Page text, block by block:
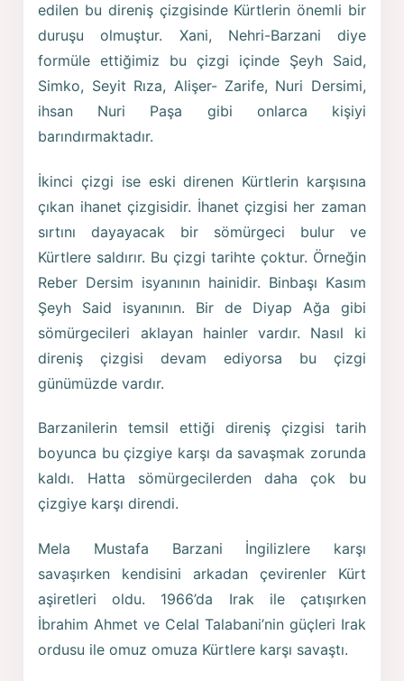
edilen bu direniş çizgisinde Kürtlerin önemli bir
duruşu olmuştur. Xani, Nehri-Barzani diye
formüle ettiğimiz bu çizgi içinde Şeyh Said,
Simko, Seyit Rıza, Alişer- Zarife, Nuri Dersimi,
ihsan Nuri Paşa gibi onlarca kişiyi
barındırmaktadır.
İkinci çizgi ise eski direnen Kürtlerin karşısına
çıkan ihanet çizgisidir. İhanet çizgisi her zaman
sırtını dayayacak bir sömürgeci bulur ve
Kürtlere saldırır. Bu çizgi tarihte çoktur. Örneğin
Reber Dersim isyanının hainidir. Binbaşı Kasım
Şeyh Said isyanının. Bir de Diyap Ağa gibi
sömürgecileri aklayan hainler vardır. Nasıl ki
direniş çizgisi devam ediyorsa bu çizgi
günümüzde vardır.
Barzanilerin temsil ettiği direniş çizgisi tarih
boyunca bu çizgiye karşı da savaşmak zorunda
kaldı. Hatta sömürgecilerden daha çok bu
çizgiye karşı direndi.
Mela Mustafa Barzani İngilizlere karşı
savaşırken kendisini arkadan çevirenler Kürt
aşiretleri oldu. 1966’da Irak ile çatışırken
İbrahim Ahmet ve Celal Talabani’nin güçleri Irak
ordusu ile omuz omuza Kürtlere karşı savaştı.